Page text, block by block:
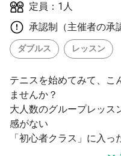
定員：1人
承認制（主催者の承
ダブルス レッスン
テニスを始めてみて、こ
ませんか？
大人数のグループレッス
感がない
「初心者クラス」に入